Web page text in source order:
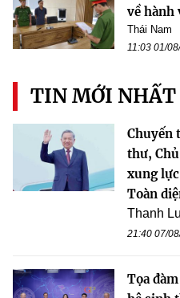
về hành
Thái Nam
11:03 01/
TIN MỚI NHẤT
Chuyến
thư,
xung
Toàn
Thanh
21:40 07/
Tọa